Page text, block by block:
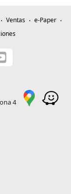
Ventas
e-Paper
4